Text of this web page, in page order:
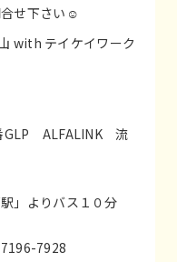
せ下さい☺️
with テイケイワーク
GLP ALFALINK 流
」よりバス１０分
7928